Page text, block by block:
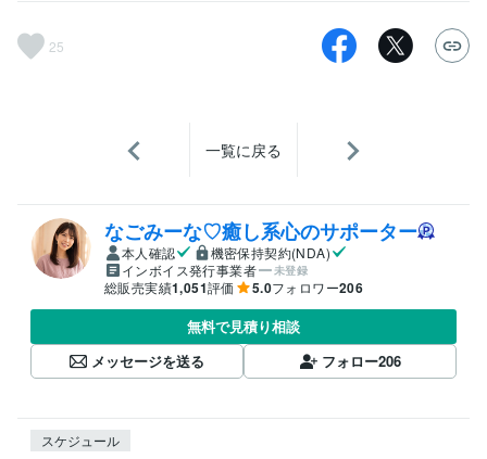
25
一覧に戻る
なごみーな♡癒し系心のサポーター
本人確認
機密保持契約(NDA)
インボイス発行事業者
未登録
総販売実績1,051評価 5.0フォロワー206
無料で見積り相談
メッセージを送る
フォロー206
スケジュール